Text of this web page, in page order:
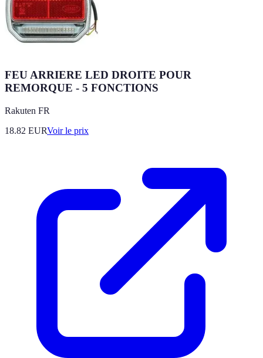
FEU ARRIERE LED DROITE POUR
REMORQUE - 5 FONCTIONS
Rakuten FR
18.82 EURVoir le prix